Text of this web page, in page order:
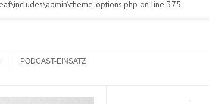
options.php on line 375
PODCAST-EINSATZ